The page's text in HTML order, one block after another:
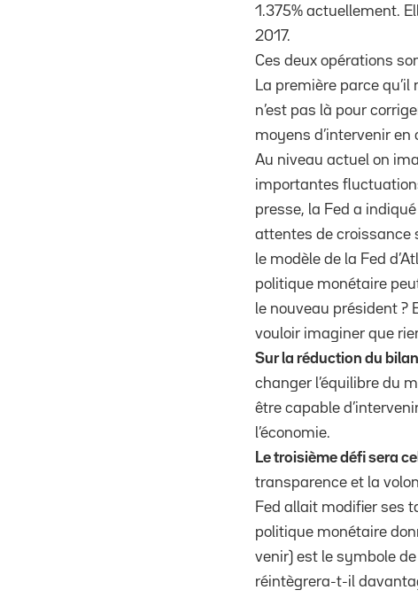
1.375% actuellement.
2017.
Ces deux opérations
La première parce
n’est pas là pour
moyens d’intervenir en
Au niveau actuel on
importantes
presse, la Fed a
attentes de croissance
le modèle de la Fed
politique monétaire
le nouveau président
vouloir imaginer que
Sur la réduction du
changer l’équilibre du
être capable
l’économie.
Le troisième défi sera
transparence et la
Fed allait modifier ses
politique monétaire
venir) est le symbole
réintègrera-t-il